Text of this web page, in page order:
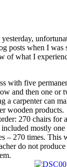
posts when I was
of what I
with five
and then one or
a carpenter can
wooden products.
270 chairs for
mostly one
– 270 times. This
do not